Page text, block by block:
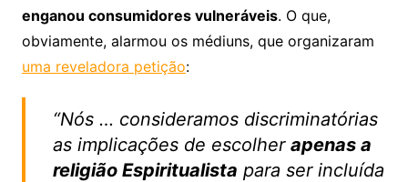
enganou consumidores vulneráveis. O que,
obviamente, alarmou os médiuns, que organizaram
uma reveladora petição:
“Nós … consideramos discriminatórias
as implicações de escolher apenas a
religião Espiritualista para ser incluída